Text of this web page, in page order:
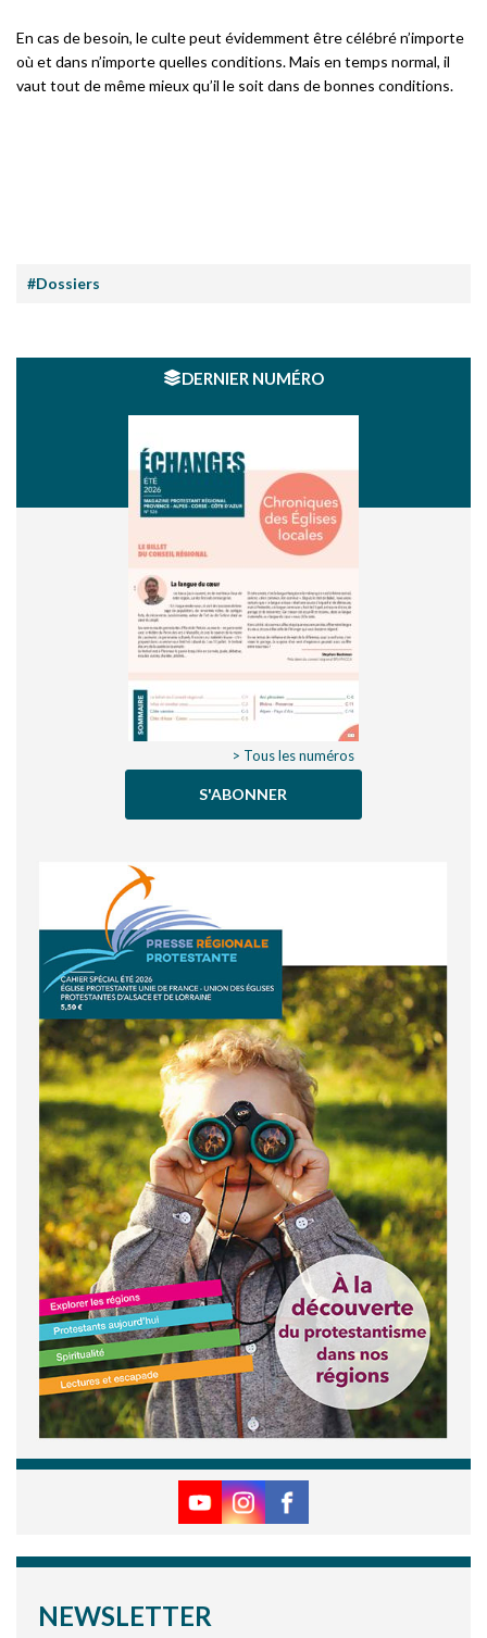
En cas de besoin, le culte peut évidemment être célébré n’importe
où et dans n’importe quelles conditions. Mais en temps normal, il
vaut tout de même mieux qu’il le soit dans de bonnes conditions.
#Dossiers
DERNIER NUMÉRO
> Tous les numéros
S'ABONNER
NEWSLETTER